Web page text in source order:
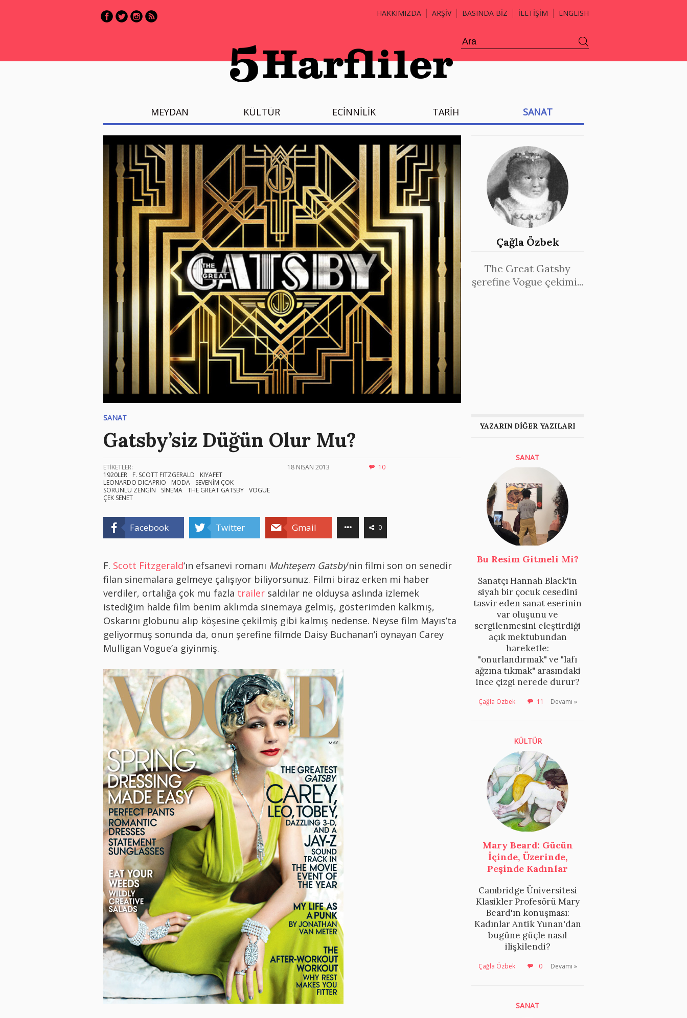
HAKKIMIZDA ARŞİV BASINDA BİZ İLETİŞİM ENGLISH
MEYDAN KÜLTÜR ECİNNİLİK TARİH SANAT
Çağla Özbek
The Great Gatsby
şerefine Vogue çekimi...
SANAT
Gatsby’siz Düğün Olur Mu?
ETİKETLER:
1920LER
F. SCOTT FITZGERALD
KIYAFET
LEONARDO DICAPRIO
MODA
SEVENİM ÇOK
SORUNLU ZENGİN
SİNEMA THE GREAT GATSBY VOGUE
ÇEK SENET
18 NISAN 2013 10
Facebook Twitter Gmail 0
F. Scott Fitzgerald‘ın efsanevi romanı Muhteşem Gatsby‘nin filmi son on senedir
filan sinemalara gelmeye çalışıyor biliyorsunuz. Filmi biraz erken mi haber
verdiler, ortalığa çok mu fazla trailer saldılar ne olduysa aslında izlemek
istediğim halde film benim aklımda sinemaya gelmiş, gösterimden kalkmış,
Oskarını globunu alıp köşesine çekilmiş gibi kalmış nedense. Neyse film Mayıs’ta
geliyormuş sonunda da, onun şerefine filmde Daisy Buchanan’i oynayan Carey
Mulligan Vogue’a giyinmiş.
YAZARIN DİĞER YAZILARI
SANAT
Bu Resim Gitmeli Mi?
Sanatçı Hannah Black'in
siyah bir çocuk cesedini
tasvir eden sanat eserinin
var oluşunu ve
sergilenmesini eleştirdiği
açık mektubundan
hareketle:
"onurlandırmak" ve "lafı
ağzına tıkmak" arasındaki
ince çizgi nerede durur?
Çağla Özbek 11 Devamı »
KÜLTÜR
Mary Beard: Gücün
İçinde, Üzerinde,
Peşinde Kadınlar
Cambridge Üniversitesi
Klasikler Profesörü Mary
Beard'ın konuşması:
Kadınlar Antik Yunan'dan
bugüne güçle nasıl
ilişkilendi?
Çağla Özbek 0 Devamı »
SANAT